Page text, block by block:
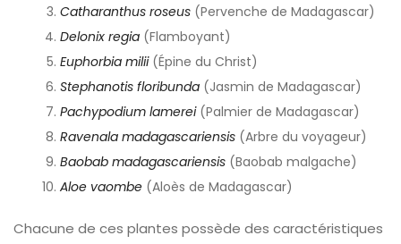
Catharanthus roseus (Pervenche de Madagascar)
Delonix regia (Flamboyant)
Euphorbia milii(Épine du Christ)
Stephanotis floribunda (Jasmin de Madagascar)
Pachypodium lamerei(Palmier de Madagascar)
Ravenala madagascariensis (Arbre du voyageur)
Baobab madagascariensis (Baobab malgache)
Aloe vaombe (Aloès de Madagascar)
Chacune de ces plantes possède des caractéristiques